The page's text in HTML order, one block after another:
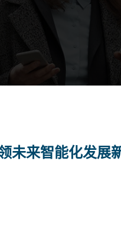
未来智能化发展